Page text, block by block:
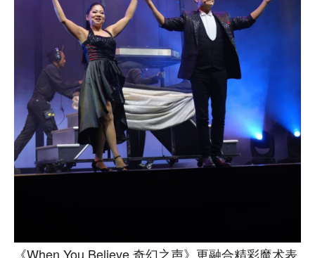
《When You Believe 奇幻之声》更融合精彩魔术表